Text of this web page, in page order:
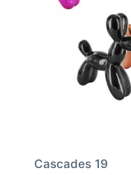
Cascades 19